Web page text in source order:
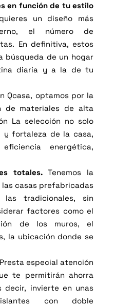
en función de tu estilo
un diseño más
el número de
En definitiva, estos
de un hogar
diaria y a la de tu
Qcasa, optamos por la
de materiales de alta
La selección no solo
y fortaleza de la casa,
energética,
totales.Tenemos la
casas prefabricadas
tradicionales, sin
factores como el
de los muros, el
la ubicación donde se
Presta especial atención
te permitirán ahorra
decir, invierte en unas
con doble